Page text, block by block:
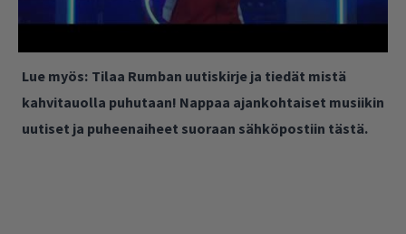
Lue myös: Tilaa Rumban uutiskirje ja tiedät mistä
kahvitauolla puhutaan! Nappaa ajankohtaiset musiikin
uutiset ja puheenaiheet suoraan sähköpostiin tästä.